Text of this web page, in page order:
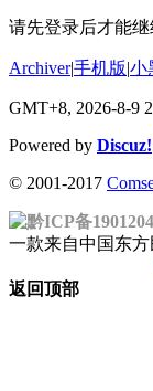
请先登录后才能
Archiver|手机版|小
GMT+8, 2026-8-9
Powered by Discuz!
© 2001-2017
黔ICP备
一款来自中国东
返回顶部